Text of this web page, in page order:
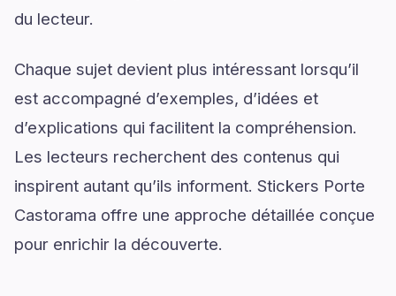
du lecteur.
Chaque sujet devient plus intéressant lorsqu’il
est accompagné d’exemples, d’idées et
d’explications qui facilitent la compréhension.
Les lecteurs recherchent des contenus qui
inspirent autant qu’ils informent. Stickers Porte
Castorama offre une approche détaillée conçue
pour enrichir la découverte.